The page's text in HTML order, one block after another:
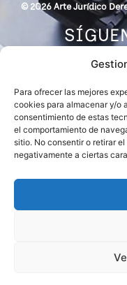
Para ofrecer las mejores
cookies para almacenar y/o
consentimiento de estas
el comportamiento de
sitio. No consentir o retirar
negativamente a ciertas
© 2026 Arte Jurídico
DESPACHO MIEMBRO
INTERNATIONAL